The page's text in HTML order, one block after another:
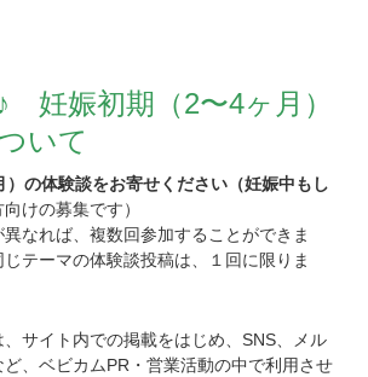
妊娠初期（2〜4ヶ月）
いて
）の体験談をお寄せください（妊娠中もし
けの募集です）
なれば、複数回参加することができま
テーマの体験談投稿は、１回に限りま
、サイト内での掲載をはじめ、SNS、メル
、ベビカムPR・営業活動の中で利用させ